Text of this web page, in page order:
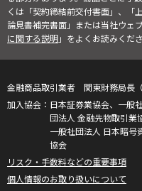
くは「契約締結前交付書面」、「
論見書補完書面」または当社ウェ
に関する説明」をよくお読みくださ
金融商品取引業者 関東財務局長
日本証券業協会、一般
団法人 金融先物取引業
一般社団法人 日本暗号
協会
リスク・手数料などの重要事項
個人情報のお取り扱いについて